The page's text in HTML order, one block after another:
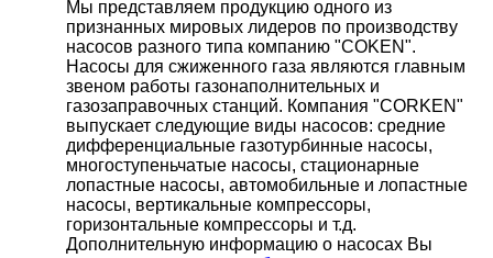
Мы представляем продукцию одного из
признанных мировых лидеров по производству
насосов разного типа компанию "COKEN".
Насосы для сжиженного газа являются главным
звеном работы газонаполнительных и
газозаправочных станций. Компания "CORKEN"
выпускает следующие виды насосов: cредние
дифференциальные газотурбинные насосы,
многоступеньчатые насосы, стационарные
лопастные насосы, автомобильные и лопaстные
насосы, вертикальные компрессоры,
горизонтальные компрессоры и т.д.
Дополнительную информацию о насосах Вы